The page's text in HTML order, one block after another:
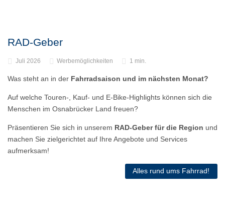
RAD-Geber
Juli 2026 Werbemöglichkeiten 1 min.
Was steht an in der Fahrradsaison und im nächsten Monat?
Auf welche Touren-, Kauf- und E-Bike-Highlights können sich die
Menschen im Osnabrücker Land freuen?
Präsentieren Sie sich in unserem RAD-Geber für die Region und
machen Sie zielgerichtet auf Ihre Angebote und Services
aufmerksam!
Alles rund ums Fahrrad!